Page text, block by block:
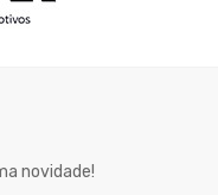
novidade!